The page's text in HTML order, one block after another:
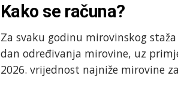
Kako se računa?
Za svaku godinu mirovinskog
dan određivanja mirovine, uz
2026. vrijednost najniže mirovine